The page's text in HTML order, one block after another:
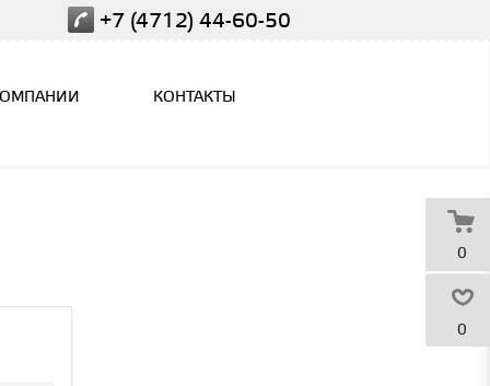
+7 (4712) 44-60-50
КОНТАКТЫ
0
0